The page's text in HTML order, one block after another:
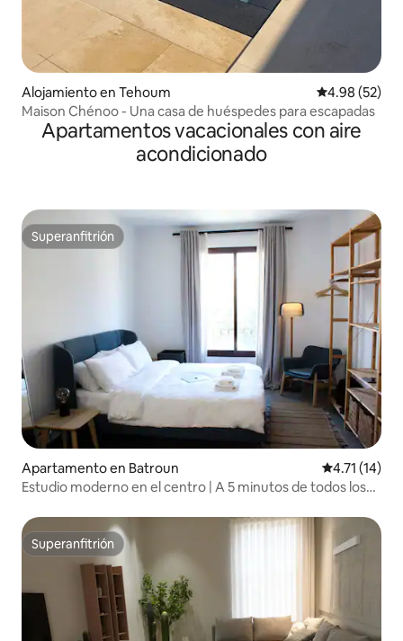
Alojamiento en Tehoum Calificación
4.98 (52)
Maison Chénoo - Una casa de huéspedes para escapadas
Apartamentos vacacionales con aire
acondicionado
Superanfitrión
Superanfitrión
Apartamento en Batroun Calificación
4.71 (14)
Estudio moderno en el centro | A 5 minutos de todos los
Superanfitrión
Superanfitrión